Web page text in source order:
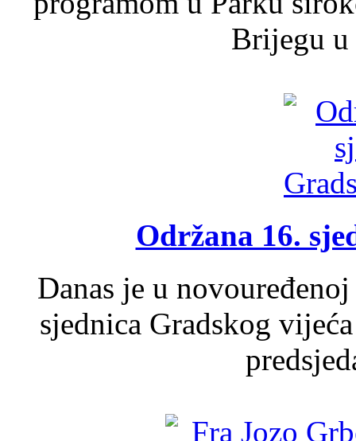
Brijegu u
Održana 16.
Danas je u
sjednica Gradskog